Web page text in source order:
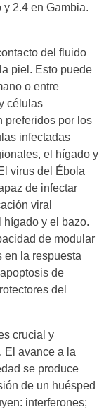
2.4 en Gambia.
del fluido
piel. Esto puede
o entre
células
preferidos por los
infectadas
el hígado y
virus del Ébola
de infectar
viral
y el bazo.
de modular
en la respuesta
de
del
crucial y
El avance a la
se produce
de un huésped
interferones;